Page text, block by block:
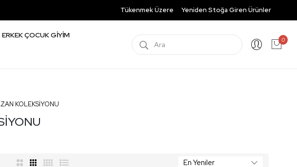
Tükenmek Üzere Yeniden Stoğa Giren Ürünler
ERKEK ÇOCUK GİYİM
0
KOLEKSİYONU